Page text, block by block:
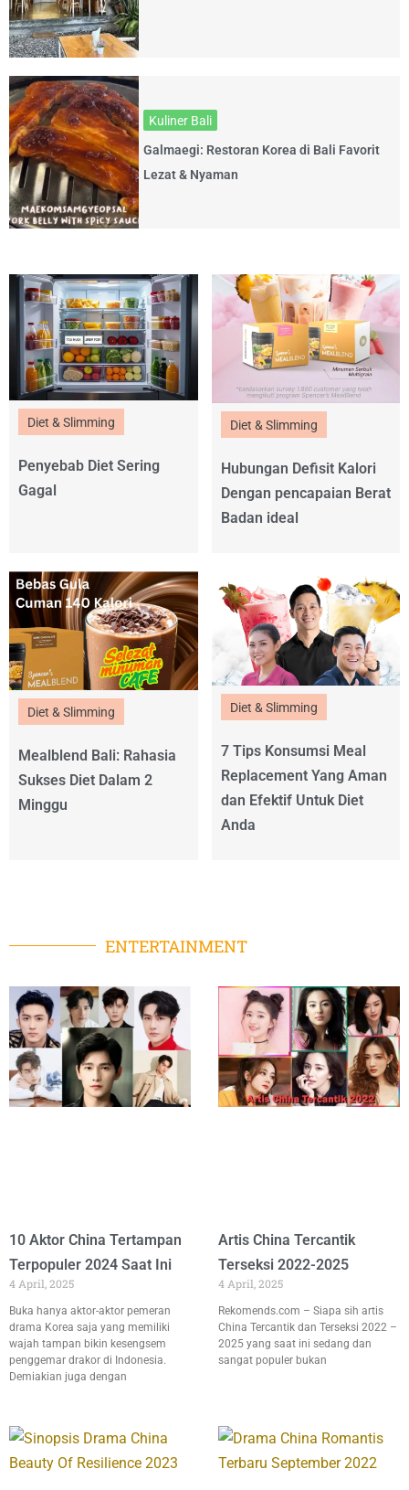
Kuliner Bali
Galmaegi: Restoran Korea di Bali Favorit
Lezat & Nyaman
Diet & Slimming
Penyebab Diet Sering
Gagal
Diet & Slimming
Hubungan Defisit Kalori
Dengan pencapaian Berat
Badan ideal
Diet & Slimming
Mealblend Bali: Rahasia
Sukses Diet Dalam 2
Minggu
Diet & Slimming
7 Tips Konsumsi Meal
Replacement Yang Aman
dan Efektif Untuk Diet
Anda
ENTERTAINMENT
10 Aktor China Tertampan
Terpopuler 2024 Saat Ini
4 April, 2025
Buka hanya aktor-aktor pemeran
drama Korea saja yang memiliki
wajah tampan bikin kesengsem
penggemar drakor di Indonesia.
Demiakian juga dengan
Artis China Tercantik
Terseksi 2022-2025
4 April, 2025
Rekomends.com – Siapa sih artis
China Tercantik dan Terseksi 2022 –
2025 yang saat ini sedang dan
sangat populer bukan